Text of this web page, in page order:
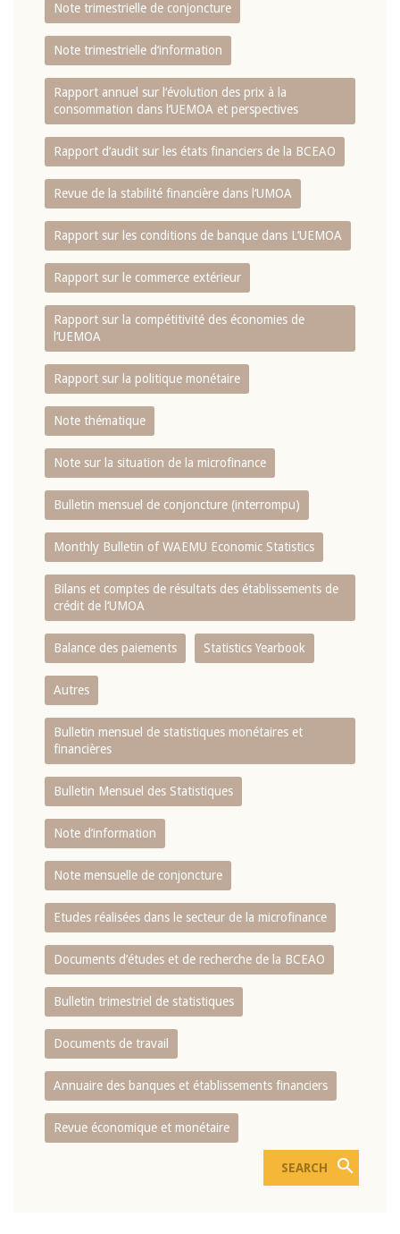
Note trimestrielle de conjoncture
Note trimestrielle d‘information
Rapport annuel sur l‘évolution des prix à la
consommation dans l‘UEMOA et perspectives
Rapport d‘audit sur les états financiers de la BCEAO
Revue de la stabilité financière dans l‘UMOA
Rapport sur les conditions de banque dans L‘UEMOA
Rapport sur le commerce extérieur
Rapport sur la compétitivité des économies de
l‘UEMOA
Rapport sur la politique monétaire
Note thématique
Note sur la situation de la microfinance
Bulletin mensuel de conjoncture (interrompu)
Monthly Bulletin of WAEMU Economic Statistics
Bilans et comptes de résultats des établissements de
crédit de l‘UMOA
Balance des paiements Statistics Yearbook
Autres
Bulletin mensuel de statistiques monétaires et
financières
Bulletin Mensuel des Statistiques
Note d’information
Note mensuelle de conjoncture
Etudes réalisées dans le secteur de la microfinance
Documents d’études et de recherche de la BCEAO
Bulletin trimestriel de statistiques
Documents de travail
Annuaire des banques et établissements financiers
Revue économique et monétaire